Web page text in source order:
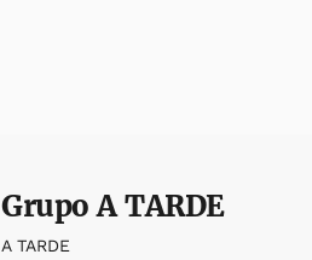
GrupoA TARDE
A TARDE